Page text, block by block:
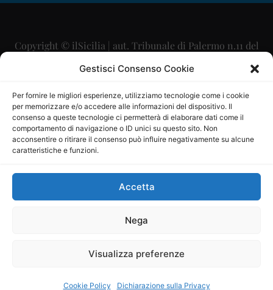
Gestisci Consenso Cookie
Per fornire le migliori esperienze, utilizziamo tecnologie come i cookie
per memorizzare e/o accedere alle informazioni del dispositivo. Il
consenso a queste tecnologie ci permetterà di elaborare dati come il
comportamento di navigazione o ID unici su questo sito. Non
acconsentire o ritirare il consenso può influire negativamente su alcune
caratteristiche e funzioni.
Accetta
Nega
Visualizza preferenze
Cookie Policy Dichiarazione sulla Privacy
Copyright © ilSicilia | aut. Tribunale di Palermo n.11 del
29/09/2015
Direttore Editoriale: Maurizio Scaglione
Direttore Responsabile: Maria Calabrese
P.IVA: 06334930820
Mercurio Comunicazione Società Cooperativa a r.l. è
iscritta al Registro degli Operatori di Comunicazione al
Sito gestito daLa Digitale srl–info@ladigitale.it